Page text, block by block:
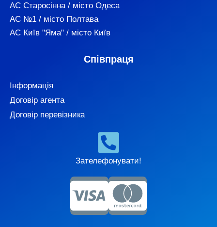
АС Старосінна / місто Одеса
АС №1 / місто Полтава
АС Київ "Яма" / місто Київ
Співпраця
Інформація
Договір агента
Договір перевізника
Зателефонувати!